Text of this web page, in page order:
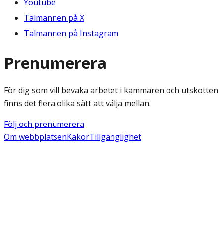
Youtube
Talmannen på X
Talmannen på Instagram
Prenumerera
För dig som vill bevaka arbetet i kammaren och utskotten
finns det flera olika sätt att välja mellan.
Följ och prenumerera
Om webbplatsenKakorTillgänglighet